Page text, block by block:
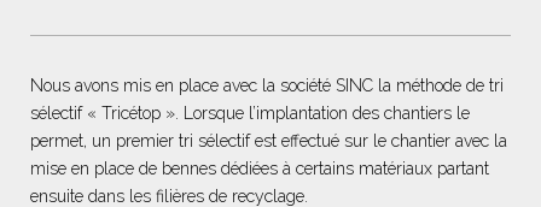
Nous avons mis en place avec la société SINC la méthode de tri
sélectif « Tricétop ». Lorsque l’implantation des chantiers le
permet, un premier tri sélectif est effectué sur le chantier avec la
mise en place de bennes dédiées à certains matériaux partant
ensuite dans les filières de recyclage.